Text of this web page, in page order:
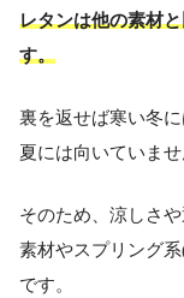
レタンは他の素材
す。
裏を返せば寒い冬
夏には向いていませ
そのため、涼しさ
素材やスプリング
です。